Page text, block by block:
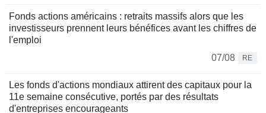
Fonds actions américains : retraits massifs alors que les
investisseurs prennent leurs bénéfices avant les chiffres de
l'emploi
07/08
RE
Les fonds d'actions mondiaux attirent des capitaux pour la
11e semaine consécutive, portés par des résultats
d'entreprises encourageants